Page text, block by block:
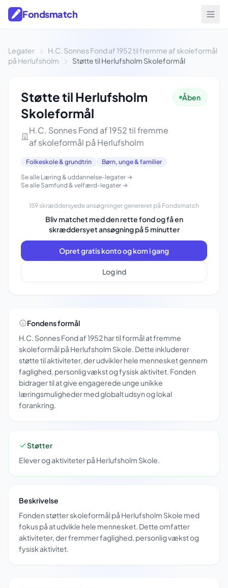
Fondsmatch
Legater
H.C. Sonnes Fond af 1952 til fremme af skoleformål
på Herlufsholm
Støtte til Herlufsholm Skoleformål
Støtte til Herlufsholm
Skoleformål
H.C. Sonnes Fond af 1952 til fremme
af skoleformål på Herlufsholm
Åben
Folkeskole & grundtrin
Børn, unge & familier
Se alle Læring & uddannelse-legater →
Se alle Samfund & velfærd-legater →
159 skræddersyede ansøgninger genereret på Fondsmatch
Bliv matchet med den rette fond og få en
skræddersyet ansøgning på 5 minutter
Opret gratis konto og kom i gang
Log ind
Fondens formål
H.C. Sonnes Fond af 1952 har til formål at fremme
skoleformål på Herlufsholm Skole. Dette inkluderer
støtte til aktiviteter, der udvikler hele mennesket gennem
faglighed, personlig vækst og fysisk aktivitet. Fonden
bidrager til at give engagerede unge unikke
læringsmuligheder med globalt udsyn og lokal
forankring.
Støtter
Elever og aktiviteter på Herlufsholm Skole.
Beskrivelse
Fonden støtter skoleformål på Herlufsholm Skole med
fokus på at udvikle hele mennesket. Dette omfatter
aktiviteter, der fremmer faglighed, personlig vækst og
fysisk aktivitet.